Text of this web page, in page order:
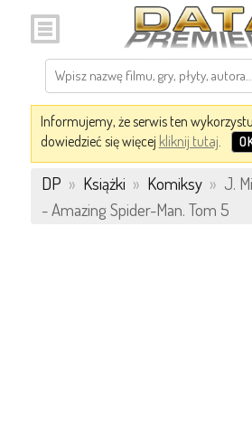
Informujemy, że serwis ten
dowiedzieć się więcej kliknij tutaj.
DP » Książki » Komiksy » J.
- Amazing Spider-Man. Tom 5